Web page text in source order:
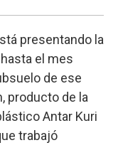
presentando la
el mes
de ese
producto de la
Antar Kuri
trabajó